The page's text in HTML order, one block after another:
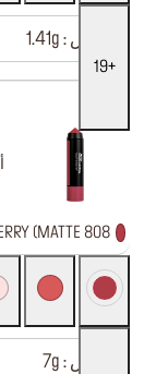
19
مقاس : 1.41g
808 BOUNDLESS BERRY (MATTE)
مقاس : 7g